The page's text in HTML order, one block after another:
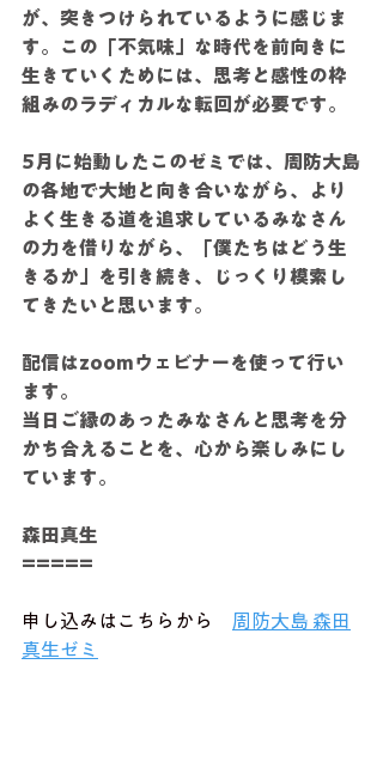
が、突きつけられているように感じま
す。この「不気味」な時代を前向きに
生きていくためには、思考と感性の枠
組みのラディカルな転回が必要です。
5月に始動したこのゼミでは、周防大島
の各地で大地と向き合いながら、より
よく生きる道を追求しているみなさん
の力を借りながら、「僕たちはどう生
きるか」を引き続き、じっくり模索し
てきたいと思います。
配信はzoomウェビナーを使って行い
ます。
当日ご縁のあったみなさんと思考を分
かち合えることを、心から楽しみにし
ています。
森田真生
=====
申し込みはこちらから 周防大島 森田
真生ゼミ